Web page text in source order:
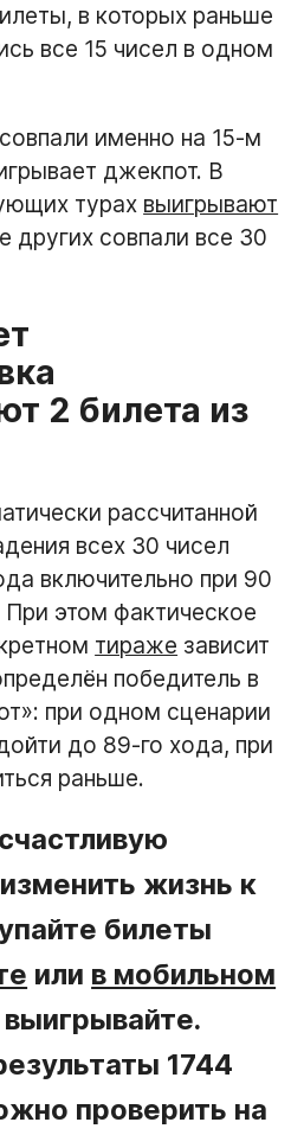
в которых раньше
все 15 чисел в одном
именно на 15-м
джекпот. В
турах выигрывают
других совпали все 30
2 билета из
рассчитанной
всех 30 чисел
включительно при 90
этом фактическое
тираже зависит
победитель в
при одном сценарии
до 89-го хода, при
раньше.
жизнь к
билеты
или в мобильном
выигрывайте.
1744
проверить на